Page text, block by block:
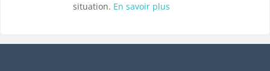
situation. En savoir plus